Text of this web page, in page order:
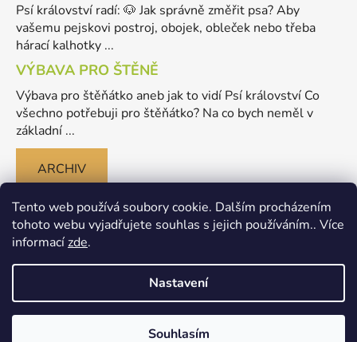
Tento web používá soubory cookie. Dalším procházením
tohoto webu vyjadřujete souhlas s jejich používáním.. Více
informacízde.
Nastavení
Souhlasím
Psí království radí: 🐶 Jak správně změřit psa? Aby
vašemu pejskovi postroj, obojek, obleček nebo třeba
hárací kalhotky ...
VÝBAVA PRO ŠTĚNĚ
Výbava pro štěňátko aneb jak to vidí Psí království Co
všechno potřebuji pro štěňátko? Na co bych neměl v
základní ...
ARCHIV
Vytvořil Shoptet
Merlinovo Psikralovstvi.cz - eshop pro